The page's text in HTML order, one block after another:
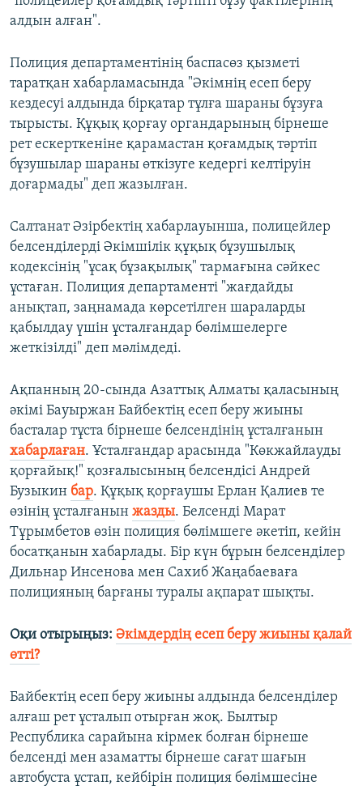
алдын алған".
Полиция департаментінің баспасөз қызметі
таратқан хабарламасында "Әкімнің есеп беру
кездесуі алдында бірқатар тұлға шараны бұзуға
тырысты. Құқық қорғау органдарының бірнеше
рет ескерткеніне қарамастан қоғамдық тәртіп
бұзушылар шараны өткізуге кедергі келтіруін
доғармады" деп жазылған.
Салтанат Әзірбектің хабарлауынша, полицейлер
белсенділерді Әкімшілік құқық бұзушылық
кодексінің "ұсақ бұзақылық" тармағына сәйкес
ұстаған. Полиция департаменті "жағдайды
анықтап, заңнамада көрсетілген шараларды
қабылдау үшін ұсталғандар бөлімшелерге
жеткізілді" деп мәлімдеді.
Ақпанның 20-сында Азаттық Алматы қаласының
әкімі Бауыржан Байбектің есеп беру жиыны
басталар тұста бірнеше белсендінің ұсталғанын
хабарлаған. Ұсталғандар арасында "Көкжайлауды
қорғайық!" қозғалысының белсендісі Андрей
Бузыкин бар. Құқық қорғаушы Ерлан Қалиев те
өзінің ұсталғанын жазды. Белсенді Марат
Тұрымбетов өзін полиция бөлімшеге әкетіп, кейін
босатқанын хабарлады. Бір күн бұрын белсенділер
Дильнар Инсенова мен Сахиб Жаңабаеваға
полицияның барғаны туралы ақпарат шықты.
Оқи отырыңыз: Әкімдердің есеп беру жиыны қалай
өтті?
Байбектің есеп беру жиыны алдында белсенділер
алғаш рет ұсталып отырған жоқ. Былтыр
Республика сарайына кірмек болған бірнеше
белсенді мен азаматты бірнеше сағат шағын
автобуста ұстап, кейбірін полиция бөлімшесіне